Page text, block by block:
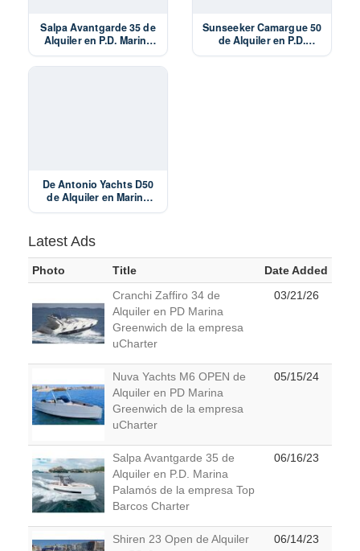
Salpa Avantgarde 35 de
Alquiler en P.D. Marina
Palamós de la empresa
Top Barcos Charter
Sunseeker Camargue 50
de Alquiler en P.D.
Marina Palamós de la
De Antonio Yachts D50
de Alquiler en Marina
Ibiza de la empresa
Latest Ads
Photo Title
Date Added
Cranchi Zaffiro 34 de
Alquiler en PD Marina
Greenwich de la empresa
uCharter
03/21/26
Nuva Yachts M6 OPEN de
Alquiler en PD Marina
Greenwich de la empresa
uCharter
05/15/24
Salpa Avantgarde 35 de
Alquiler en P.D. Marina
Palamós de la empresa Top
Barcos Charter
06/16/23
Shiren 23 Open de Alquiler
06/14/23